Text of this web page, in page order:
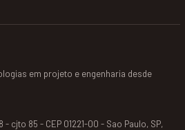
em projeto e engenharia desde
- cjto 85 - CEP 01221-00 - Sao Paulo, SP,